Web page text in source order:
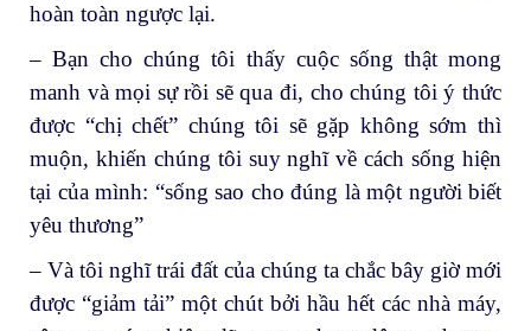
hoàn toàn ngược lại.
– Bạn cho chúng tôi thấy cuộc sống thật mong
manh và mọi sự rồi sẽ qua đi, cho chúng tôi ý thức
được “chị chết” chúng tôi sẽ gặp không sớm thì
muộn, khiến chúng tôi suy nghĩ về cách sống hiện
tại của mình: “sống sao cho đúng là một người biết
yêu thương”
– Và tôi nghĩ trái đất của chúng ta chắc bây giờ mới
được “giảm tải” một chút bởi hầu hết các nhà máy,